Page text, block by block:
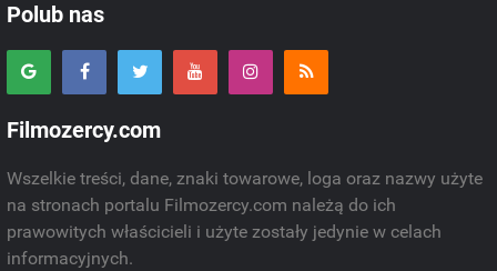
Polub nas
Filmozercy.com
Wszelkie treści, dane, znaki towarowe, loga oraz nazwy użyte
na stronach portalu Filmozercy.com należą do ich
prawowitych właścicieli i użyte zostały jedynie w celach
informacyjnych.